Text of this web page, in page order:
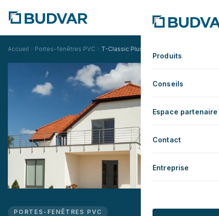
Produits
Conseils
Espace partenaire
Contact
Entreprise
Accueil Portes-fenêtres PVC T-Classic Plus Standard
PORTES-FENÊTRES PVC